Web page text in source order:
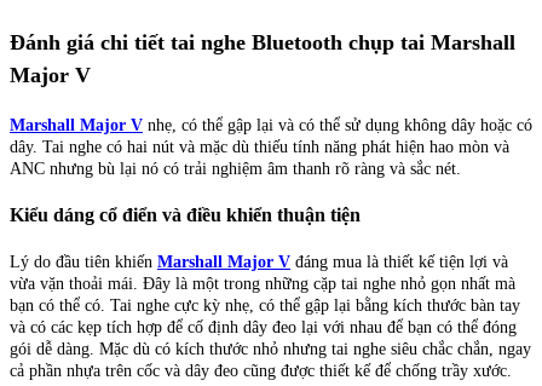
Đánh giá chi tiết tai nghe Bluetooth chụp tai Marshall
Major V
Marshall Major V nhẹ, có thể gập lại và có thể sử dụng không dây hoặc có
dây. Tai nghe có hai nút và mặc dù thiếu tính năng phát hiện hao mòn và
ANC nhưng bù lại nó có trải nghiệm âm thanh rõ ràng và sắc nét.
Kiểu dáng cổ điển và điều khiển thuận tiện
Lý do đầu tiên khiến Marshall Major V đáng mua là thiết kế tiện lợi và
vừa vặn thoải mái. Đây là một trong những cặp tai nghe nhỏ gọn nhất mà
bạn có thể có. Tai nghe cực kỳ nhẹ, có thể gập lại bằng kích thước bàn tay
và có các kẹp tích hợp để cố định dây đeo lại với nhau để bạn có thể đóng
gói dễ dàng. Mặc dù có kích thước nhỏ nhưng tai nghe siêu chắc chắn, ngay
cả phần nhựa trên cốc và dây đeo cũng được thiết kế để chống trầy xước.